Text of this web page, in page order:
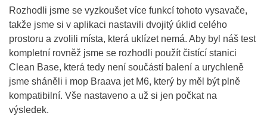
Rozhodli jsme se vyzkoušet více funkcí tohoto vysavače,
takže jsme si v aplikaci nastavili dvojitý úklid celého
prostoru a zvolili místa, která uklízet nemá. Aby byl náš test
kompletní rovněž jsme se rozhodli použít čistící stanici
Clean Base, která tedy není součástí balení a urychleně
jsme sháněli i mop Braava jet M6, který by měl být plně
kompatibilní. Vše nastaveno a už si jen počkat na
výsledek.